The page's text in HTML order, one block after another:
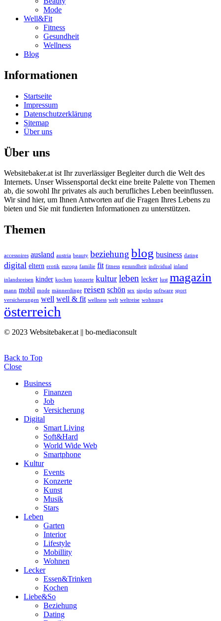
Mode
Well&Fit
Fitness
Gesundheit
Wellness
Blog
Informationen
Startseite
Impressum
Datenschutzerklärung
Sitemap
Über uns
Über uns
Websitebaker.at ist Ihr zuverlässiger Begleiter durch die Welt des
Internets. Unser Wissensportal deckt eine breite Palette von Themen
ab, die sowohl Ihr privates als auch berufliches Leben beeinflussen.
Wir sind hier, um Ihnen Antworten auf die Fragen Ihres Lebens zu
bieten und Sie mit fundierten Informationen zu unterstützen.
Themen
accessoires ausland austria beauty beziehung blog business dating
digital eltern erotik europa familie fit fitness gesundheit individual inland
inlandsreisen kinder kochen konzerte kultur leben lecker lust magazin
mann mobil mode männerdinge reisen schön sex singles software sport
versicherungen well well & fit wellness welt weltreise wohnung
österreich
© 2023 Websitebaker.at || bo-mediaconsult
Back to Top
Close
Business
Finanzen
Job
Versicherung
Digital
Smart Living
Soft&Hard
World Wide Web
Smartphone
Kultur
Events
Konzerte
Kunst
Musik
Stars
Leben
Garten
Interior
Lifestyle
Mobillity
Wohnen
Lecker
Essen&Trinken
Kochen
Liebe&So
Beziehung
Dating